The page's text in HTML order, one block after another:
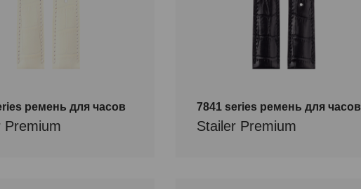
ремень для часов
Premium
7841 series ремень для часов
Stailer Premium